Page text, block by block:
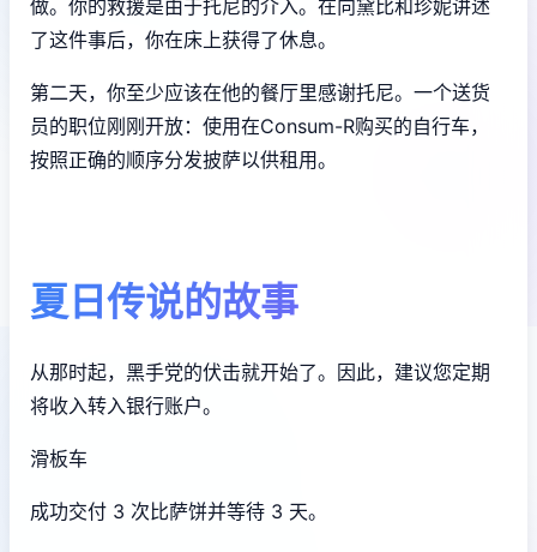
做。你的救援是由于托尼的介入。在向黛比和珍妮讲述
了这件事后，你在床上获得了休息。
第二天，你至少应该在他的餐厅里感谢托尼。一个送货
员的职位刚刚开放：使用在Consum-R购买的自行车，
按照正确的顺序分发披萨以供租用。
夏日传说的故事
从那时起，黑手党的伏击就开始了。因此，建议您定期
将收入转入银行账户。
滑板车
成功交付 3 次比萨饼并等待 3 天。